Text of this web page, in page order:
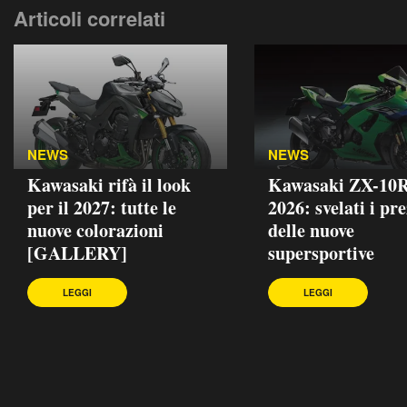
Articoli correlati
NEWS
Kawasaki rifà il look
per il 2027: tutte le
nuove colorazioni
[GALLERY]
LEGGI
NEWS
Kawasaki ZX-
2026: svelati i
delle nuove
supersportive
LEGGI